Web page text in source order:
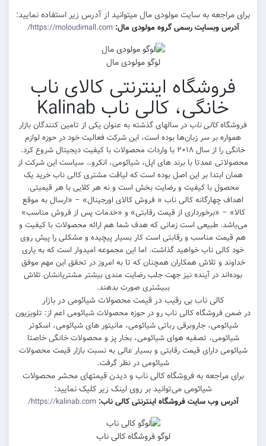
برای مراجعه به سایت مولودی مال میتوانید از آدرس زیر استفاده نمایید:
آدرس وبسایت رسمی گروه مولودی مال:https://moloudimall.com/
لوگو مولودی مال
فروشگاه اینترنتی کالای ناب
خانگی، کالی ناب Kalinab
فروشگاهکالی ناب در سالهای گذشته به عنوان یکی از تامین کنندگان بازار
همواره بر سر زبان‌ها بوده است، این شرکت فعالیت خود در حوزه لوازم
خانگی را از سال ۲۰۱۸ با واردات محصولات با کیفیت دیجیتال شروع کرد.
محصولاتی عمدتا با برند های اپل، شیائومی، انکرو… سیاست این شرکت از
همان ابتدا بر این اصل بوده است که لیاقت مشتری کالی ناب خرید یک
محصول با کیفیت و رضایت بخش است و نه هر کلایی با هر قیمیتی.
اهداف چهارگانه کالی ناب « فروش کالای اورجینال» – «ارسال به موقع
کالا» – «برخورداری از قیمت رقابتی» و «خدمات پس از فروش مناسب»
می‌باشد. طبیعی است زمانی که هدف شما هم ارائه محصولات با کیفیت و
هم قیمت مناسب و رقابتی است کار بسیار پیچیده و مشکلی را پیش روی
خود کالی ناب خواهید گذاشت. اما این مجموعه امیدوار است که به یاری
خداوند و تلاش همکاران همچنان که تا به امروز در تحقق این مهم موفق
بوده‌اند در آینده نیز جهت جلب رضایت مندی بیشتر مشتریانشان تلاش
ببیشتری صورت بدهند.
کالی ناب بی رقیب در قیمت محصولات شیائومی در بازار
در ضمن فروشگاه کالی ناب رو در حوزه محصولات شیائومی اعم از: تلویزیون
شیائومی، جاروبرقی رباتی شیائومی، مانیتور های شیائومی، اسکوتر
شیائومی، تصفیه هوای شیائومی، بخار پز و محصولات خانگی خاصتا
شیائومی دارای قیمت رقابتی و بسیار عالی به نسبت بازار قیمت محصولات
شیائومی در نظر گرفت.
برای مراجعه به فروشگاه کالی ناب و دیدن قیمتهای محشر محصولات
شیائومی می‌توانید بر روی لینک زیر کلیک نمایید:
آدرس وب سایت فروشگاه اینترنتی کالی ناب: https://kalinab.com/
لوگو فروشگاه کالی ناب